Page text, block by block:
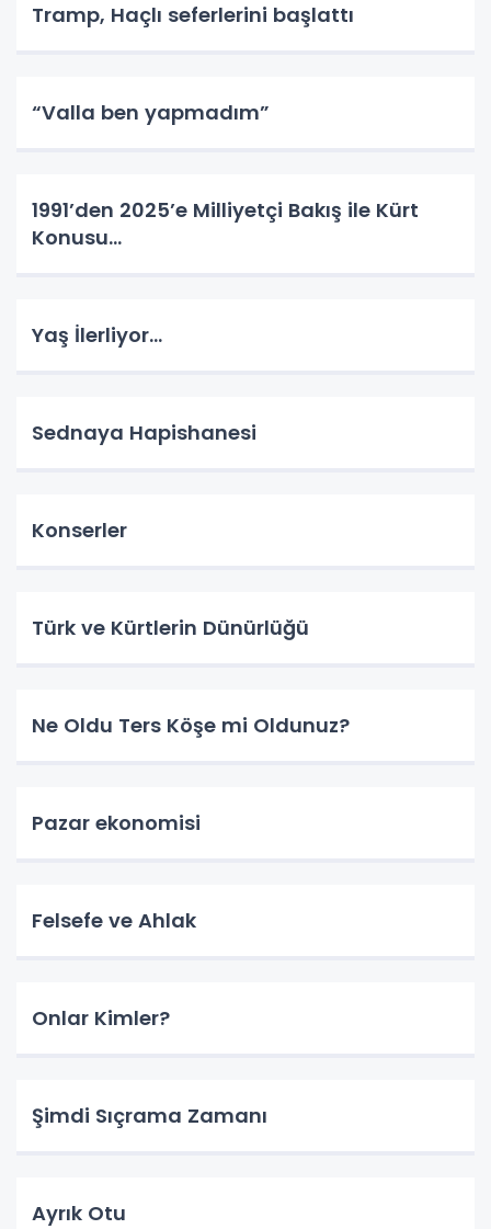
Tramp, Haçlı seferlerini başlattı
“Valla ben yapmadım”
1991’den 2025’e Milliyetçi Bakış ile Kürt
Konusu…
Yaş İlerliyor…
Sednaya Hapishanesi
Konserler
Türk ve Kürtlerin Dünürlüğü
Ne Oldu Ters Köşe mi Oldunuz?
Pazar ekonomisi
Felsefe ve Ahlak
Onlar Kimler?
Şimdi Sıçrama Zamanı
Ayrık Otu